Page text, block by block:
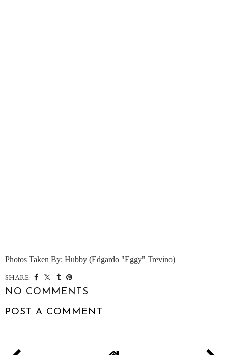
Photos Taken By: Hubby (Edgardo "Eggy" Trevino)
SHARE:
NO COMMENTS
POST A COMMENT